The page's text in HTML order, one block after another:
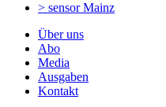
> sensorMainz
Über uns
Abo
Media
Ausgaben
Kontakt